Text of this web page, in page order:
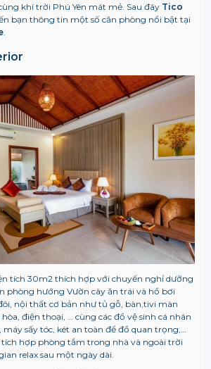
khí trời Phú Yên mát mẻ. Sau đây Tico
bạn thông tin một số căn phòng nổi bật tại
.
tích 30m2 thích hợp với chuyến nghỉ dưỡng
phòng hướng Vườn cây ăn trái và hồ bơi
nội thất cơ bản như tủ gỗ, bàn,tivi màn
điện thoại, … cùng các đồ vệ sinh cá nhân
sấy tóc, két an toàn để đồ quan trọng,…
hợp phòng tắm trong nhà và ngoài trời
relax sau một ngày dài.